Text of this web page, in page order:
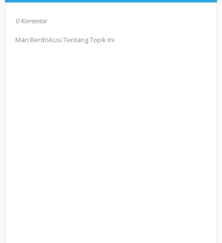
0 Komentar
Mari Berdiskusi Tentang Topik Ini